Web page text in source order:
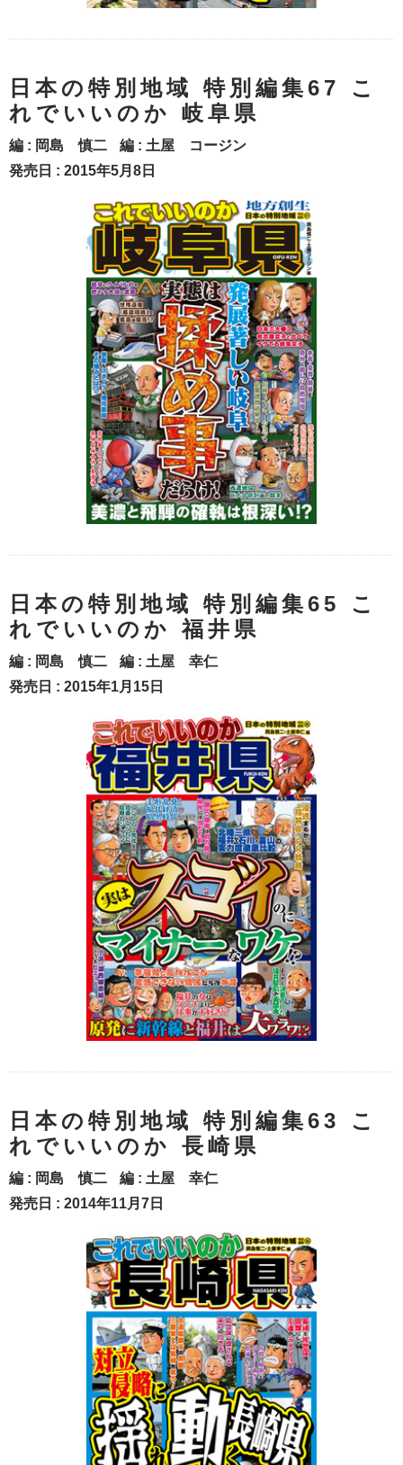
日本の特別地域 特別編集67 こ
れでいいのか 岐阜県
編 : 岡島 慎二 編 : 土屋 コージン
発売日 : 2015年5月8日
日本の特別地域 特別編集65 こ
れでいいのか 福井県
編 : 岡島 慎二 編 : 土屋 幸仁
発売日 : 2015年1月15日
日本の特別地域 特別編集63 こ
れでいいのか 長崎県
編 : 岡島 慎二 編 : 土屋 幸仁
発売日 : 2014年11月7日